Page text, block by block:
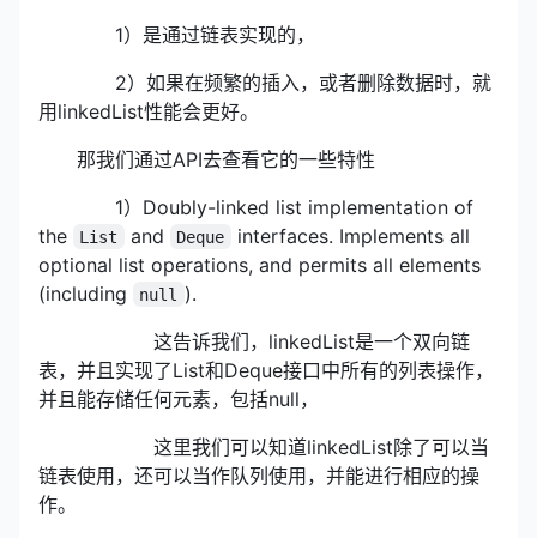
1）是通过链表实现的，
2）如果在频繁的插入，或者删除数据时，就
用linkedList性能会更好。
那我们通过API去查看它的一些特性
1）Doubly-linked list implementation of
the
List and Deque
interfaces. Implements all
optional list operations, and permits all elements
(including
null
).
这告诉我们，linkedList是一个双向链
表，并且实现了List和Deque接口中所有的列表操作，
并且能存储任何元素，包括null，
这里我们可以知道linkedList除了可以当
链表使用，还可以当作队列使用，并能进行相应的操
作。